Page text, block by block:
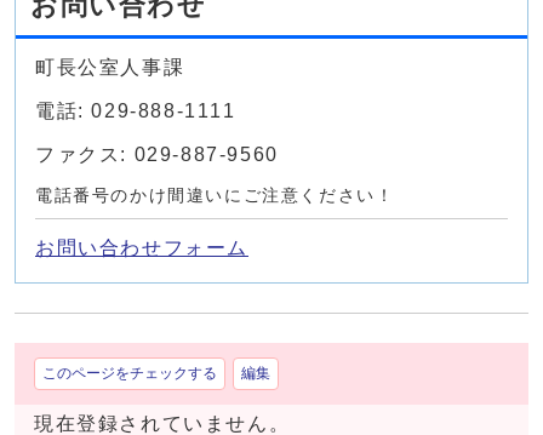
町長公室人事課
電話: 029-888-1111
ファクス: 029-887-9560
電話番号のかけ間違いにご注意ください！
お問い合わせフォーム
このページをチェックする 編集
現在登録されていません。